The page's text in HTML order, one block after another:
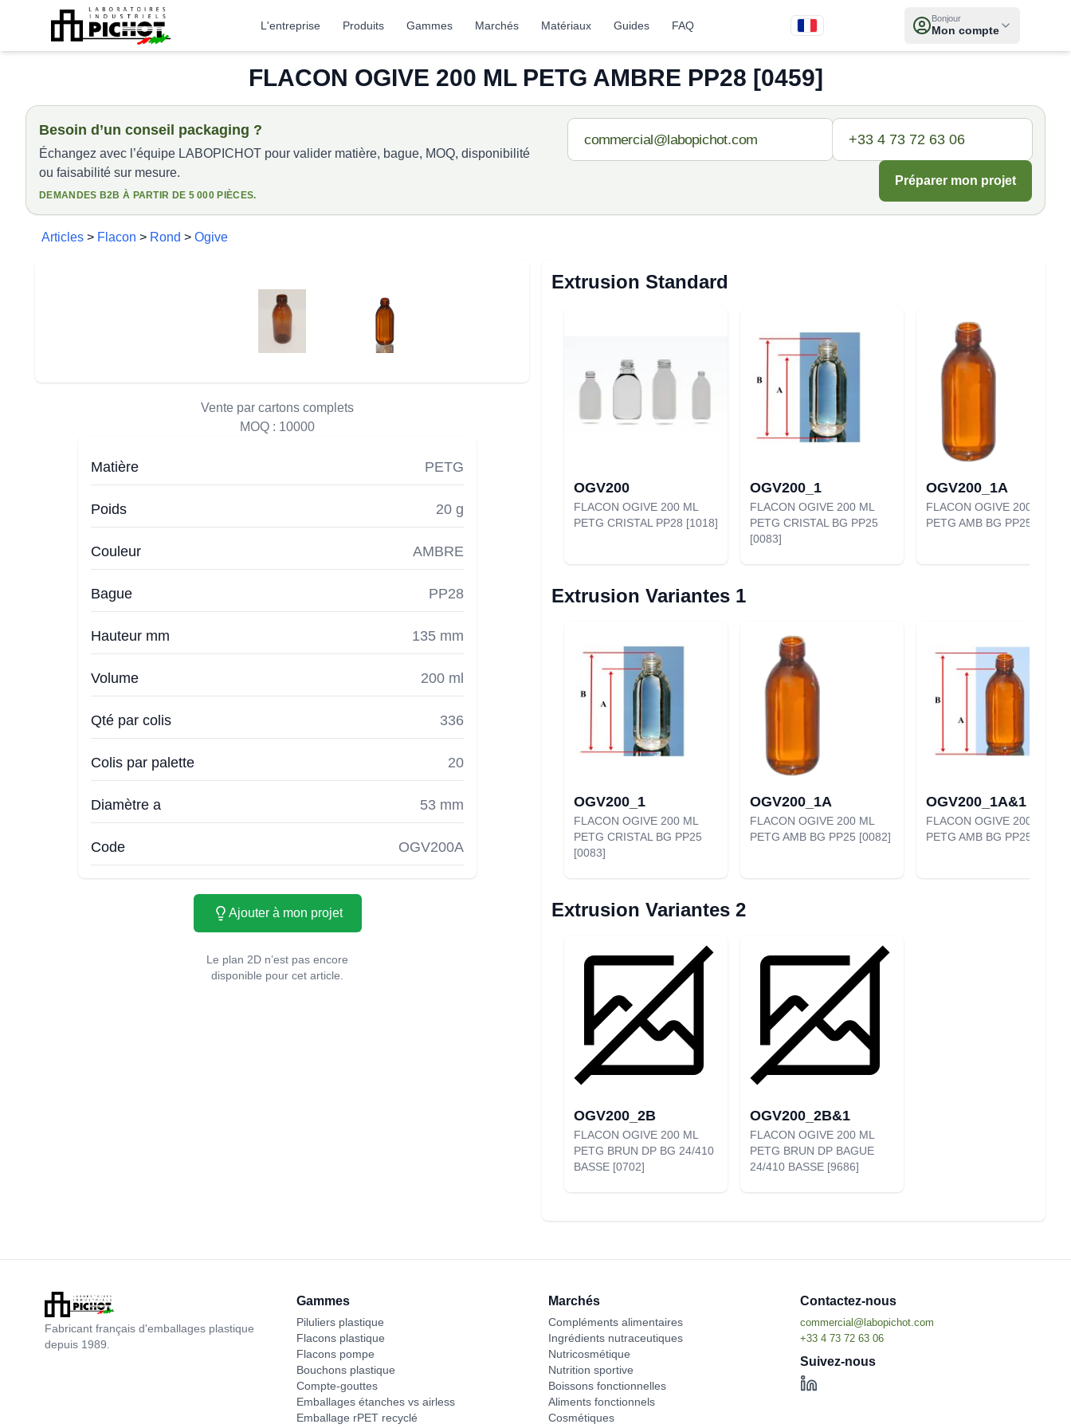
L'entreprise Produits Gammes Marchés Matériaux Guides FAQ
Bonjour
Mon compte
FLACON OGIVE 200 ML PETG AMBRE PP28 [0459]
Besoin d’un conseil packaging ?
Échangez avec l’équipe LABOPICHOT pour valider matière, bague, MOQ, disponibilité
ou faisabilité sur mesure.
DEMANDES B2B À PARTIR DE 5 000 PIÈCES.
Préparer mon projet
Articles > Flacon > Rond > Ogive
Vente par cartons complets
MOQ : 10000
Matière PETG
Poids 20 g
Couleur AMBRE
Bague PP28
Hauteur mm 135 mm
Volume 200 ml
Qté par colis 336
Colis par palette 20
Diamètre a 53 mm
Code OGV200A
Ajouter à mon projet
Le plan 2D n’est pas encore
disponible pour cet article.
Extrusion Standard
OGV200
FLACON OGIVE 200 ML
PETG CRISTAL PP28 [1018]
OGV200_1
FLACON OGIVE 200 ML
PETG CRISTAL BG PP25
[0083]
OGV200_1A
FLACON OGIVE 200 ML
PETG AMB BG PP25 [0082]
Extrusion Variantes 1
OGV200_1
FLACON OGIVE 200 ML
PETG CRISTAL BG PP25
[0083]
OGV200_1A
FLACON OGIVE 200 ML
PETG AMB BG PP25 [0082]
OGV200_1A&1
FLACON OGIVE 200 ML
PETG AMB BG PP25 [9082]
Extrusion Variantes 2
OGV200_2B
FLACON OGIVE 200 ML
PETG BRUN DP BG 24/410
BASSE [0702]
OGV200_2B&1
FLACON OGIVE 200 ML
PETG BRUN DP BAGUE
24/410 BASSE [9686]
Fabricant français d'emballages plastique
depuis 1989.
Gammes
Piluliers plastique
Flacons plastique
Flacons pompe
Bouchons plastique
Compte-gouttes
Emballages étanches vs airless
Emballage rPET recyclé
Marchés
Compléments alimentaires
Ingrédients nutraceutiques
Nutricosmétique
Nutrition sportive
Boissons fonctionnelles
Aliments fonctionnels
Cosmétiques
Contactez-nous
Suivez-nous